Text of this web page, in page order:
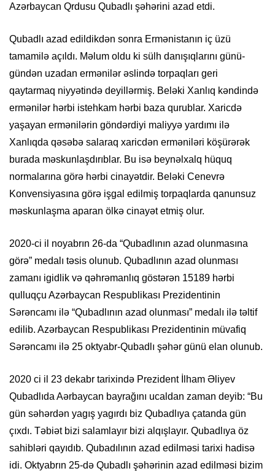
Azərbaycan Qrdusu Qubadlı şəhərini azad etdi.
Qubadlı azad edildikdən sonra Ermənistanın iç üzü
tamamilə açıldı. Məlum oldu ki sülh danışıqlarını günü-
gündən uzadan ermənilər əslində torpaqları geri
qaytarmaq niyyətində deyillərmiş. Beləki Xanlıq kəndində
ermənilər hərbi istehkam hərbi baza qurublar. Xaricdə
yaşayan ermənilərin göndərdiyi maliyyə yardımı ilə
Xanlıqda qəsəbə salaraq xaricdən erməniləri köşürərək
burada məskunlaşdırıblar. Bu isə beynəlxalq hüquq
normalarına görə hərbi cinayətdir. Beləki Cenevrə
Konvensiyasına görə işgal edilmiş torpaqlarda qanunsuz
məskunlaşma aparan ölkə cinayət etmiş olur.
2020-ci il noyabrın 26-da “Qubadlının azad olunmasına
görə” medalı təsis olunub. Qubadlının azad olunması
zamanı igidlik və qəhrəmanlıq göstərən 15189 hərbi
qulluqçu Azərbaycan Respublikası Prezidentinin
Sərəncamı ilə “Qubadlının azad olunması” medalı ilə təltif
edilib. Azərbaycan Respublikası Prezidentinin müvafiq
Sərəncamı ilə 25 oktyabr-Qubadlı şəhər günü elan olunub.
2020 ci il 23 dekabr tarixində Prezident İlham Əliyev
Qubadlıda Aərbaycan bayrağını ucaldan zaman deyib: “Bu
gün səhərdən yagış yagırdı biz Qubadlıya çatanda gün
çıxdı. Təbiət bizi salamlayır bizi alqışlayır. Qubadlıya öz
sahibləri qayıdıb. Qubadılının azad edilməsi tarixi hadisə
idi. Oktyabrın 25-də Qubadlı şəhərinin azad edilməsi bizim